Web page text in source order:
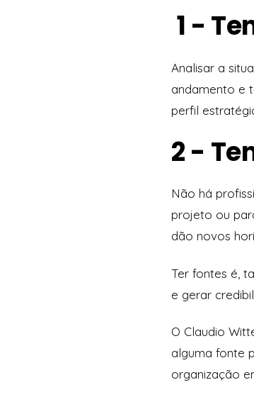
1 -
Analisar a
andamento e
perfil
2 -
Não há
projeto ou
dão novos
Ter fontes é,
e gerar
O Claudio
alguma fonte
organização